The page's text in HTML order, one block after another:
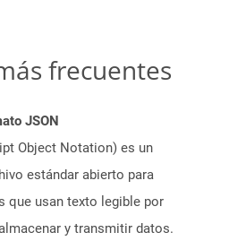
frecuentes
JSON
Object Notation) es un
estándar abierto para
que usan texto legible por
y transmitir datos.